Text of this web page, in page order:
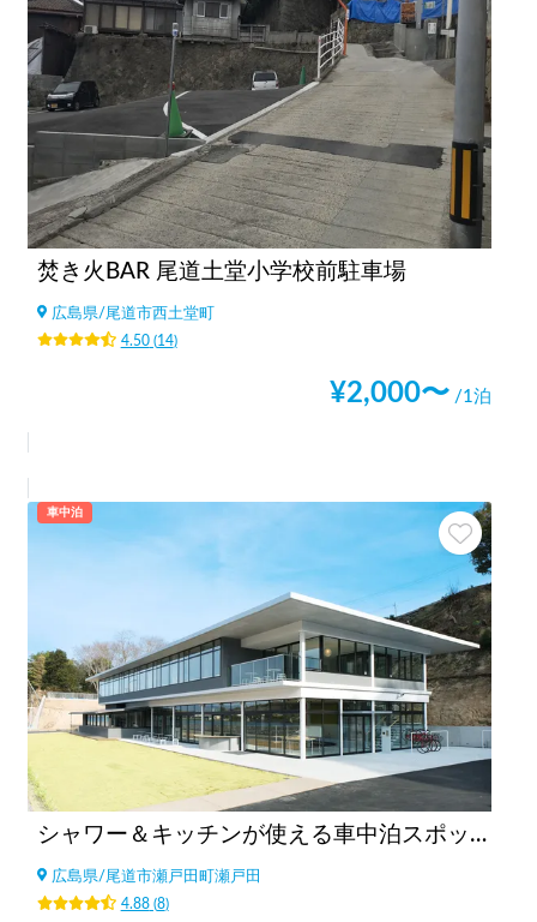
焚き火BAR 尾道土堂小学校前駐車場
広島県/尾道市西土堂町
4.50(14)
¥2,000〜 /1泊
車中泊
シャワー＆キッチンが使える車中泊スポットBONAPOOL
広島県/尾道市瀬戸田町瀬戸田
4.88(8)